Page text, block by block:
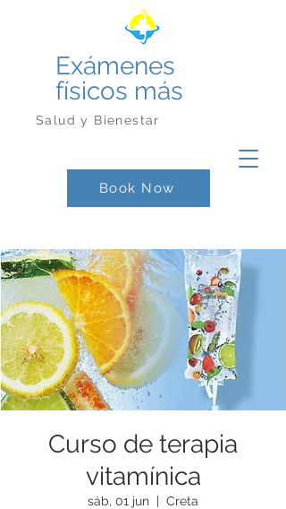
Book Now
Exámenes
físicos más
Salud y Bienestar
Curso de terapia
vitamínica
sáb, 01 jun
  |
Creta